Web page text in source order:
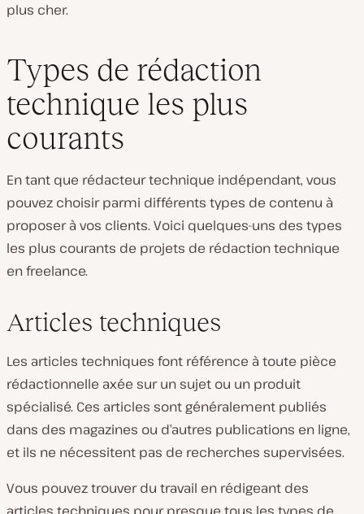
plus cher.
Types de rédaction
technique les plus
courants
En tant que rédacteur technique indépendant, vous
pouvez choisir parmi différents types de contenu à
proposer à vos clients. Voici quelques-uns des types
les plus courants de projets de rédaction technique
en freelance.
Articles techniques
Les articles techniques font référence à toute pièce
rédactionnelle axée sur un sujet ou un produit
spécialisé. Ces articles sont généralement publiés
dans des magazines ou d’autres publications en ligne,
et ils ne nécessitent pas de recherches supervisées.
Vous pouvez trouver du travail en rédigeant des
articles techniques pour presque tous les types de